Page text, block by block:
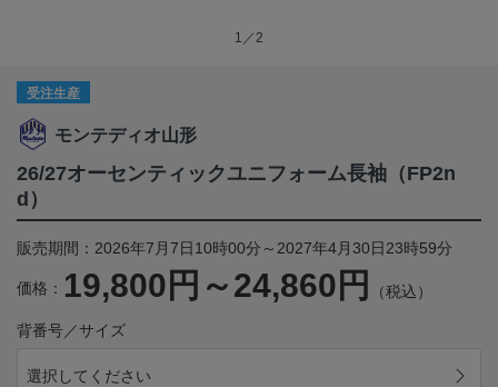
1／2
受注生産
モンテディオ山形
26/27オーセンティックユニフォーム長袖（FP2n
d）
販売期間：2026年7月7日10時00分～2027年4月30日23時59分
価格： 19,800円～24,860円 （税込）
背番号／サイズ
選択してください